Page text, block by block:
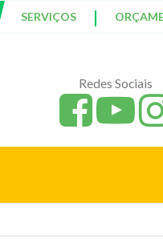
SERVIÇOS |
Redes Sociais